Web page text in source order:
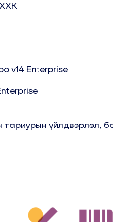
v14 Enterprise
тариурын үйлдвэрлэл,